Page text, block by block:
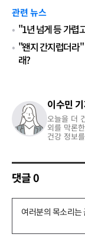
관련 뉴스
"1년 넘게 등 가렵
"왠지 간지럽더라
래?
이수민
오늘을 더
외를 막론
건강 정보
댓글0
댓